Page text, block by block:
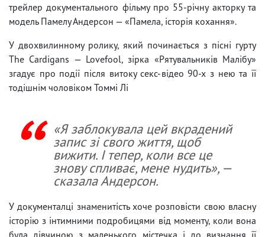
трейлер документального фільму про 55-річну акторку та
модель Памелу Андерсон — «Памела, історія кохання».
У двохвилинному ролику, який починається з пісні гурту
The Cardigans — Lovefool, зірка «Рятувальників Малібу»
згадує про події після витоку секс-відео 90-х з нею та її
тодішнім чоловіком Томмі Лі
«Я заблокувала цей вкрадений
запис зі свого життя, щоб
вижити. І тепер, коли все це
знову спливає, мене нудить», —
сказала Андерсон.
У документалці знаменитість хоче розповісти свою власну
історію з інтимними подробицями від моменту, коли вона
була дівчиною з маленького містечка і до визнання її